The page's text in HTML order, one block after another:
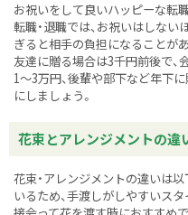
お祝いをして良いハッピーな転
転職・退職では、お祝いはしない
ぎると相手の負担になることが
友達に贈る場合は3千円前後で
1〜3万円、後輩や部下など年下
にしましょう。
花束とアレンジメントの違
花束・アレンジメントの違いは
いるため、手渡しがしやすいス